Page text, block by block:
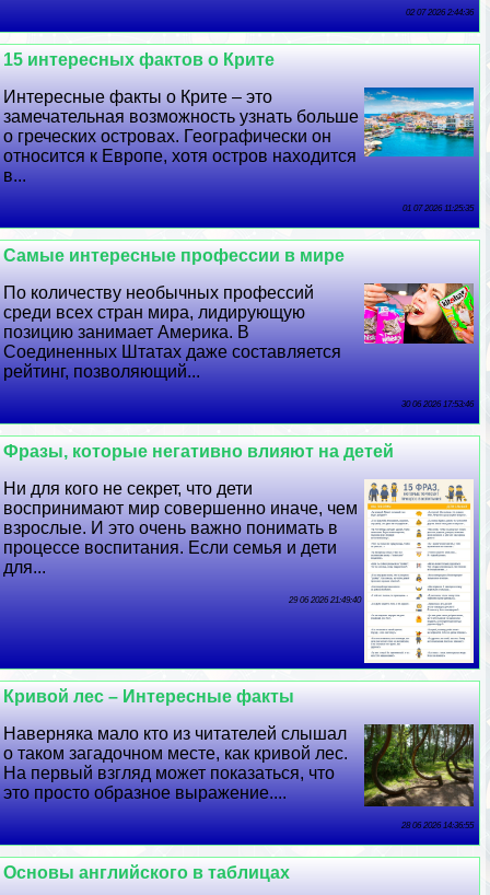
02 07 2026 2:44:36
15 интересных фактов о Крите
Интересные факты о Крите – это
замечательная возможность узнать больше
о греческих островах. Географически он
относится к Европе, хотя остров находится
в...
01 07 2026 11:25:35
Самые интересные профессии в мире
По количеству необычных профессий
среди всех стран мира, лидирующую
позицию занимает Америка. В
Соединенных Штатах даже составляется
рейтинг, позволяющий...
30 06 2026 17:53:46
Фразы, которые негативно влияют на детей
Ни для кого не секрет, что дети
воспринимают мир совершенно иначе, чем
взрослые. И это очень важно понимать в
процессе воспитания. Если семья и дети
для...
29 06 2026 21:49:40
Кривой лес – Интересные факты
Наверняка мало кто из читателей слышал
о таком загадочном месте, как кривой лес.
На первый взгляд может показаться, что
это просто образное выражение....
28 06 2026 14:36:55
Основы английского в таблицах